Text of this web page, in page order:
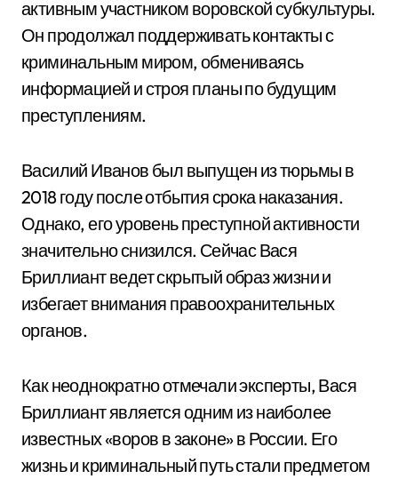
активным участником воровской субкультуры.
Он продолжал поддерживать контакты с
криминальным миром, обмениваясь
информацией и строя планы по будущим
преступлениям.
Василий Иванов был выпущен из тюрьмы в
2018 году после отбытия срока наказания.
Однако, его уровень преступной активности
значительно снизился. Сейчас Вася
Бриллиант ведет скрытый образ жизни и
избегает внимания правоохранительных
органов.
Как неоднократно отмечали эксперты, Вася
Бриллиант является одним из наиболее
известных «воров в законе» в России. Его
жизнь и криминальный путь стали предметом